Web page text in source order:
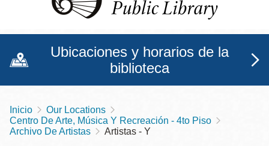
Ubicaciones y horarios de la
biblioteca
Sobrescribir
enlaces
Inicio
Our Locations
Centro De Arte, Música Y Recreación - 4to Piso
Archivo De Artistas
Artistas - Y